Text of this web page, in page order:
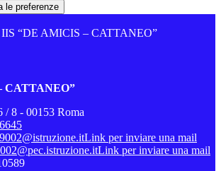
le preferenze
IIS “DE AMICIS – CATTANEO”
CATTANEO”
/ 8 - 00153 Roma
Link per inviare una mail
Link per inviare una mail